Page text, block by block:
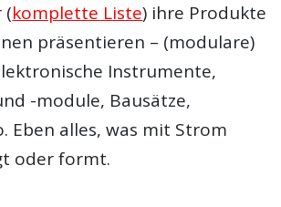
(komplette Liste) ihre Produkte
präsentieren – (modulare)
Instrumente,
-module, Bausätze,
Eben alles, was mit Strom
oder formt.